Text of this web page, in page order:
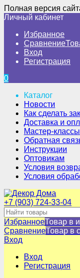
Полная версия
Личный кабинет
Избранное
Сравнение
Вход
Регистрация
0
Каталог
Новости
Как сделать
Доставка и
Мастер-классы
Обратная
Инструкции
Оптовикам
Условия
Условия
+7 (903) 724-33-04
ИзбранноеТовар в
СравнениеТовар в
Вход
Вход
Регистрация